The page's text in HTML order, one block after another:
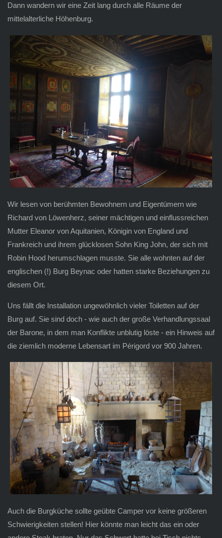
Dann wandern wir eine Zeit lang durch alle Räume der
mittelalterliche Höhenburg.
Wir lesen von berühmten Bewohnern und Eigentümern wie
Richard von Löwenherz, seiner mächtigen und einflussreichen
Mutter Eleanor von Aquitanien, Königin von England und
Frankreich und ihrem glücklosen Sohn King John, der sich mit
Robin Hood herumschlagen musste. Sie alle wohnten auf der
englischen (!) Burg Beynac oder hatten starke Beziehungen zu
diesem Ort.
Uns fällt die Installation ungewöhnlich vieler Toiletten auf der
Burg auf. Sie sind doch - wie auch der große Verhandlungssaal
der Barone, in dem man Konflikte unblutig löste - ein Hinweis auf
die ziemlich moderne Lebensart im Périgord vor 900 Jahren.
Auch die Burgküche sollte geübte Camper vor keine größeren
Schwierigkeiten stellen! Hier könnte man leicht das ein oder